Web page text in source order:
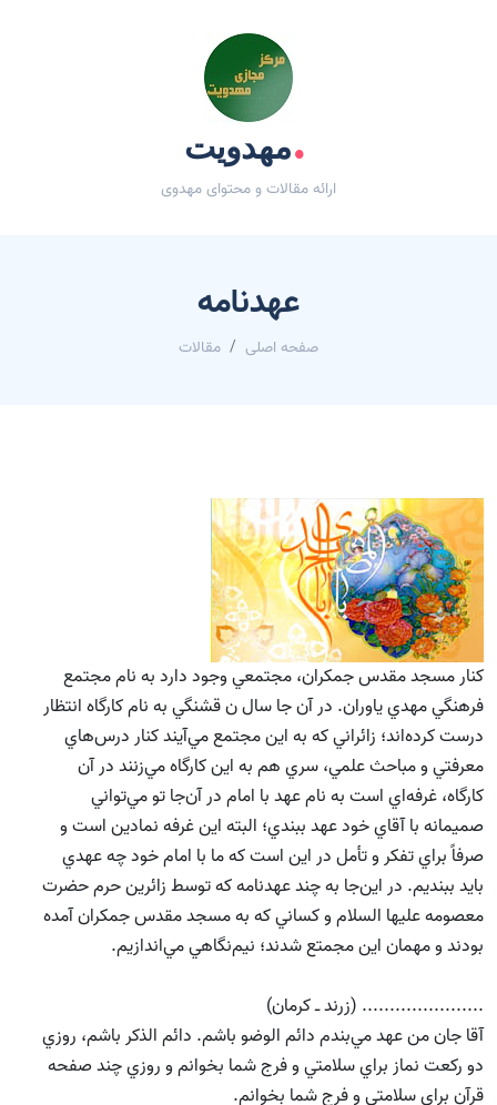
.مهدویت
ارائه مقالات و محتوای مهدوی
عهدنامه
صفحه اصلی مقالات
كنار مسجد مقدس جمكران، مجتمعي وجود دارد به نام مجتمع
فرهنگي مهدي ياوران. در آن‌ جا سال ن قشنگي به نام كارگاه انتظار
درست كرده‌اند؛ زائراني كه به اين مجتمع مي‌آيند كنار درس‌هاي
معرفتي و مباحث علمي، سري هم به اين كارگاه مي‌زنند در آن
كارگاه، غرفه‌اي است به نام عهد با امام در آن‌جا تو مي‌تواني
صميمانه با آقاي خود عهد ببندي؛ البته اين غرفه نمادين است و
صرفاً براي تفكر و تأمل در اين است كه ما با امام خود چه عهدي
بايد ببنديم. در اين‌جا به چند عهد‌نامه كه توسط زائرين حرم حضرت
معصومه عليها السلام و كساني كه به مسجد مقدس جمكران آمده
بودند و مهمان اين مجمتع شدند؛ نيم‌نگاهي مي‌اندازيم.
...................... (زرند ـ كرمان)
آقا جان من عهد مي‌بندم دائم الوضو باشم. دائم الذكر باشم، روزي
دو ركعت نماز براي سلامتي و فرج شما بخوانم و روزي چند صفحه
قرآن براي سلامتي و فرج شما بخوانم.